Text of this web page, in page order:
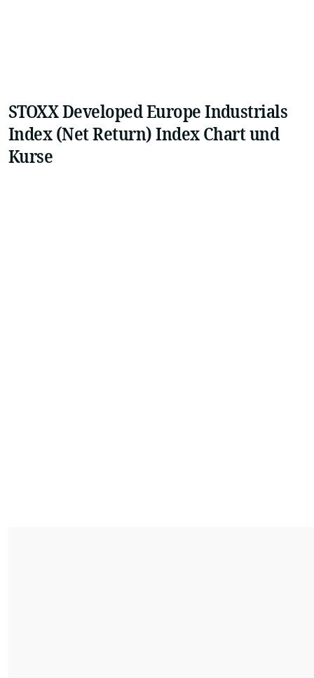
STOXX Developed Europe Industrials
Index (Net Return) Index Chart und
Kurse